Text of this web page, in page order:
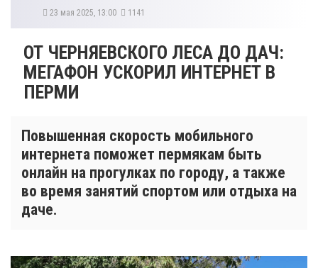
23 мая 2025, 13:00 1141
ОТ ЧЕРНЯЕВСКОГО ЛЕСА ДО ДАЧ:
МЕГАФОН УСКОРИЛ ИНТЕРНЕТ В
ПЕРМИ
Повышенная скорость мобильного
интернета поможет пермякам быть
онлайн на прогулках по городу, а также
во время занятий спортом или отдыха на
даче.